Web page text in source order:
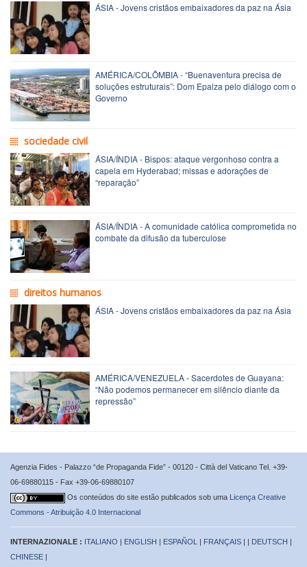
ÁSIA - Jovens cristãos embaixadores da paz na Ásia
AMÉRICA/COLÔMBIA - “Buenaventura precisa de
soluções estruturais”: Dom Epalza pelo diálogo com o
Governo
sociedade civil
ÁSIA/ÍNDIA - Bispos: ataque vergonhoso contra a
capela em Hyderabad; missas e adorações de
“reparação”
ÁSIA/ÍNDIA - A comunidade católica comprometida no
combate da difusão da tuberculose
direitos humanos
ÁSIA - Jovens cristãos embaixadores da paz na Ásia
AMÉRICA/VENEZUELA - Sacerdotes de Guayana:
“Não podemos permanecer em silêncio diante da
repressão”
Agenzia Fides - Palazzo “de Propaganda Fide” - 00120 - Città del Vaticano Tel. +39-
06-69880115 - Fax +39-06-69880107
Os conteúdos do site estão publicados sob uma Licença Creative
Commons - Atribuição 4.0 Internacional
INTERNAZIONALE : ITALIANO | ENGLISH | ESPAÑOL | FRANÇAIS | | DEUTSCH |
CHINESE |